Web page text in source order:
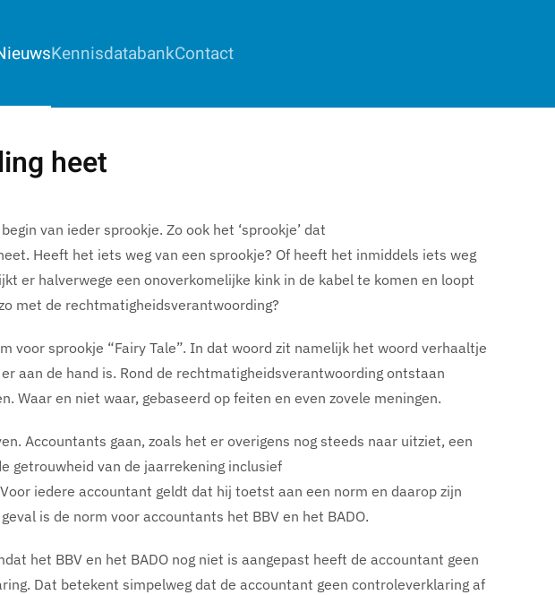
KennisdatabankContact
heet
van ieder sprookje. Zo ook het ‘sprookje’ dat
Heeft het iets weg van een sprookje? Of heeft het inmiddels iets weg
er halverwege een onoverkomelijke kink in de kabel te komen en loopt
met de rechtmatigheidsverantwoording?
voor sprookje “Fairy Tale”. In dat woord zit namelijk het woord verhaaltje
aan de hand is. Rond de rechtmatigheidsverantwoording ontstaan
Waar en niet waar, gebaseerd op feiten en even zovele meningen.
Accountants gaan, zoals het er overigens nog steeds naar uitziet, een
getrouwheid van de jaarrekening inclusief
iedere accountant geldt dat hij toetst aan een norm en daarop zijn
is de norm voor accountants het BBV en het BADO.
het BBV en het BADO nog niet is aangepast heeft de accountant geen
Dat betekent simpelweg dat de accountant geen controleverklaring af